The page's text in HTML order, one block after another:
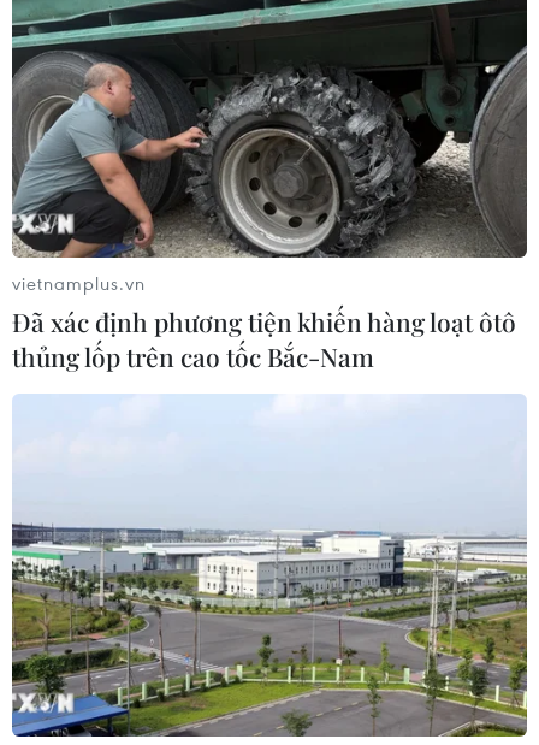
vietnamplus.vn
Đã xác định phương tiện khiến hàng loạt ôtô
thủng lốp trên cao tốc Bắc-Nam